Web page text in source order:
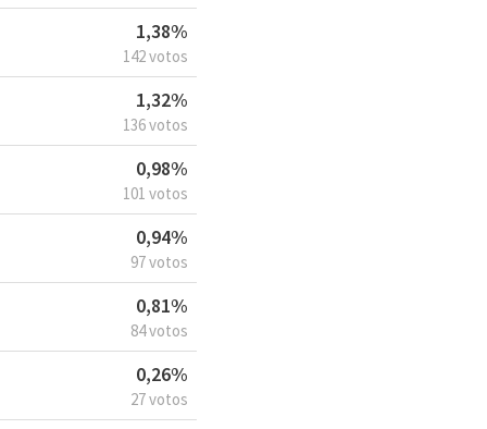
1,38%
142 votos
1,32%
136 votos
0,98%
101 votos
0,94%
97 votos
0,81%
84 votos
0,26%
27 votos